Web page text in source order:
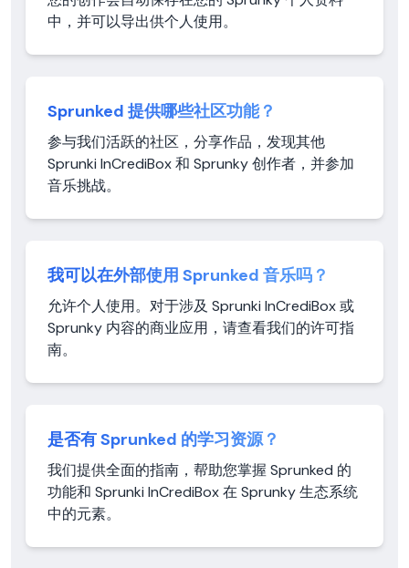
中，并可以导出供个人使用。
Sprunked 提供哪些社区功能？
参与我们活跃的社区，分享作品，发现其他
Sprunki InCrediBox 和 Sprunky 创作者，并参加
音乐挑战。
我可以在外部使用 Sprunked 音乐吗？
允许个人使用。对于涉及 Sprunki InCrediBox 或
Sprunky 内容的商业应用，请查看我们的许可指
南。
是否有 Sprunked 的学习资源？
我们提供全面的指南，帮助您掌握 Sprunked 的
功能和 Sprunki InCrediBox 在 Sprunky 生态系统
中的元素。